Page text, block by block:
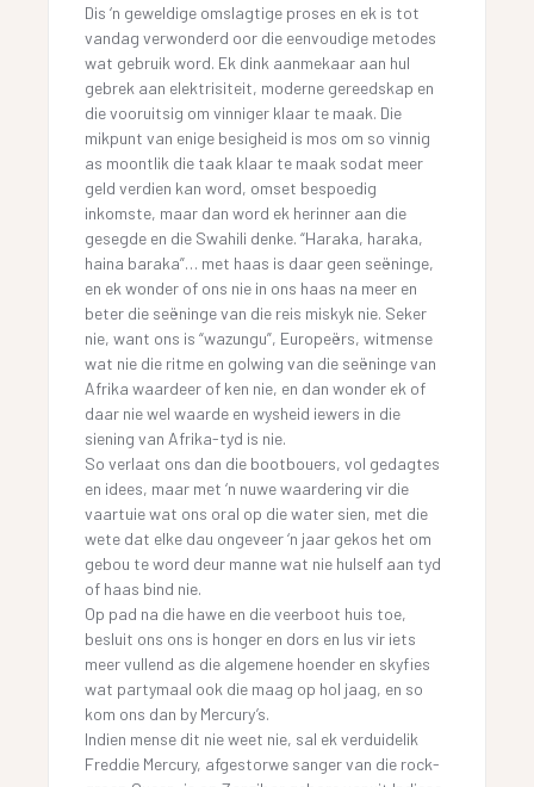
Dis ‘n geweldige omslagtige proses en ek is tot
vandag verwonderd oor die eenvoudige metodes
wat gebruik word. Ek dink aanmekaar aan hul
gebrek aan elektrisiteit, moderne gereedskap en
die vooruitsig om vinniger klaar te maak. Die
mikpunt van enige besigheid is mos om so vinnig
as moontlik die taak klaar te maak sodat meer
geld verdien kan word, omset bespoedig
inkomste, maar dan word ek herinner aan die
gesegde en die Swahili denke. “Haraka, haraka,
haina baraka”… met haas is daar geen seëninge,
en ek wonder of ons nie in ons haas na meer en
beter die seëninge van die reis miskyk nie. Seker
nie, want ons is “wazungu”, Europeërs, witmense
wat nie die ritme en golwing van die seëninge van
Afrika waardeer of ken nie, en dan wonder ek of
daar nie wel waarde en wysheid iewers in die
siening van Afrika-tyd is nie.
So verlaat ons dan die bootbouers, vol gedagtes
en idees, maar met ‘n nuwe waardering vir die
vaartuie wat ons oral op die water sien, met die
wete dat elke dau ongeveer ‘n jaar gekos het om
gebou te word deur manne wat nie hulself aan tyd
of haas bind nie.
Op pad na die hawe en die veerboot huis toe,
besluit ons ons is honger en dors en lus vir iets
meer vullend as die algemene hoender en skyfies
wat partymaal ook die maag op hol jaag, en so
kom ons dan by Mercury’s.
Indien mense dit nie weet nie, sal ek verduidelik
Freddie Mercury, afgestorwe sanger van die rock-